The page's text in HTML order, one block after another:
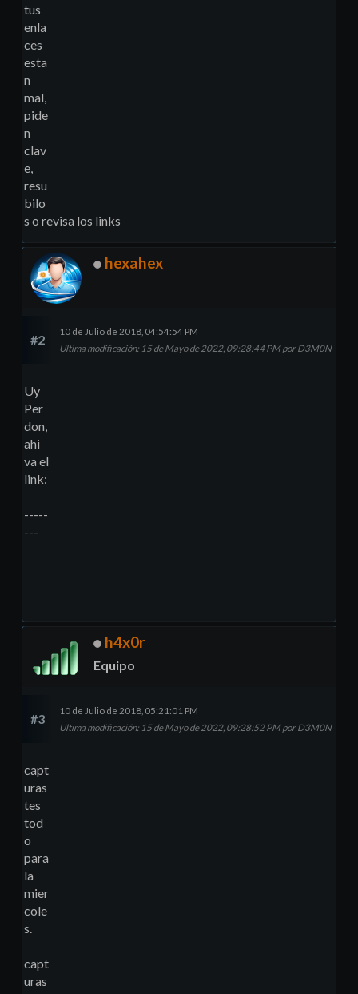
tus
enla
ces
esta
n
mal,
pide
n
clav
e,
resu
bilo
s o revisa los links
hexahex
#2
10 de Julio de 2018, 04:54:54 PM
Ultima modificación: 15 de Mayo de 2022, 09:28:44 PM por D3M0N
Uy
Per
don,
ahi
va el
link:
-----
---
h4x0r
Equipo
#3
10 de Julio de 2018, 05:21:01 PM
Ultima modificación: 15 de Mayo de 2022, 09:28:52 PM por D3M0N
capt
uras
tes
tod
o
para
la
mier
cole
s.
capt
uras